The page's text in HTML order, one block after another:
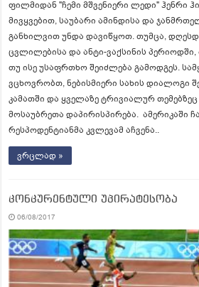
ფილმიდან "ჩემი მშვენიერი ლედი" ჰენრი
მივყვებით, საუბარი ამინდისა და
განხილვით უნდა დავიწყოთ. თუმცა,
ცვლილებისა და ანტი-ვაქსინის
თუ ისე უსაფრთხო შეიძლება გამოდგეს.
ვცხოვრობთ, ნებისმიერი სახის დიალოგი
კამათში და ყველაზე ტრივიალურ
მოსაუბრეთა დაპირისპირება. ამერიკაში
რესპოდენტიანმა კვლევამ აჩვენა..
ვრცლად »
კონკურენტული უპირატესობა
06/08/2017